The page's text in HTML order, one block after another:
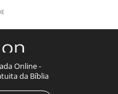
Online -
da Bíblia